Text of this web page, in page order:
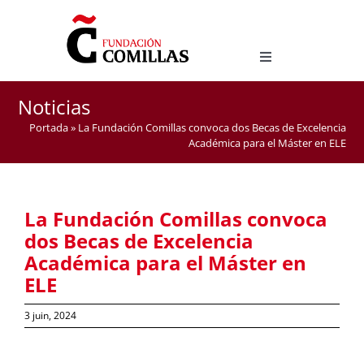
Toggle
Navigation
MASTER D’ENSEIGNEMENT DE L’ESPAGNOL COMME
LANGUE ÉTRANGÈRE
Noticias
Portada» La Fundación Comillas convoca dos Becas de Excelencia
Académica para el Máster en ELE
La Fundación Comillas convoca
dos Becas de Excelencia
Académica para el Máster en
ELE
3 juin, 2024